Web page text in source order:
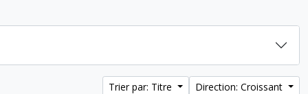
Trier par: Titre Direction: Croissant